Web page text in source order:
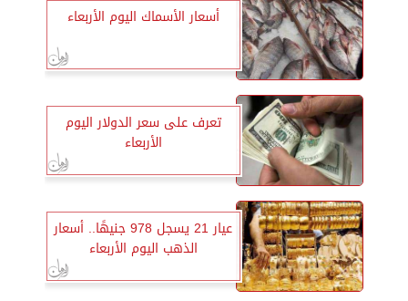
أسعار الأسماك اليوم الأربعاء
تعرف على سعر الدولار اليوم
الأربعاء
عيار 21 يسجل 978 جنيهًا.. أسعار
الذهب اليوم الأربعاء